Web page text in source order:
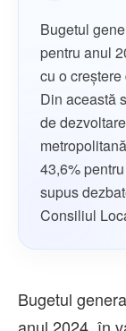
Bugetul
pentru anul
cu o
Din această
de
43,6%
supus
Consiliul
Bugetul
anul 2024, în